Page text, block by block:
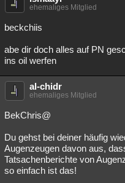
ehemaliges Mitglied
beckchiis
abe dir doch alles auf PN
ins oil werfen
al-chidr
ehemaliges Mitglied
BekChris@
Du gehst bei deiner häufig
Augenzeugen davon aus,
Tatsachenberichte von
so einfach ist das!